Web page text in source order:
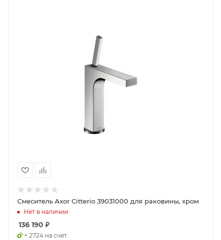
Смеситель Axor Citterio 39031000 для раковины, хром
Нет в наличии
136 190 ₽
+ 2724 на счет